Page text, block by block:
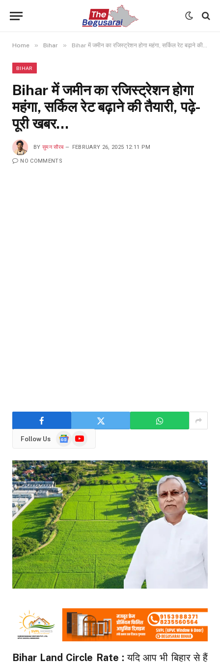
Home » Bihar » Bihar में जमीन का रजिस्ट्रेशन होगा महंगा, सर्किल रेट बढ़ाने की तैयारी, पढ़े- पूरी खबर…
BIHAR
Bihar में जमीन का रजिस्ट्रेशन होगा
महंगा, सर्किल रेट बढ़ाने की तैयारी, पढ़े-
पूरी खबर…
BY सुमन सौरब FEBRUARY 26, 2025 12:11 PM
NO COMMENTS
Follow Us
GoogleYouTube
Bihar Land Circle Rate :यदि आप भी बिहार से हैं